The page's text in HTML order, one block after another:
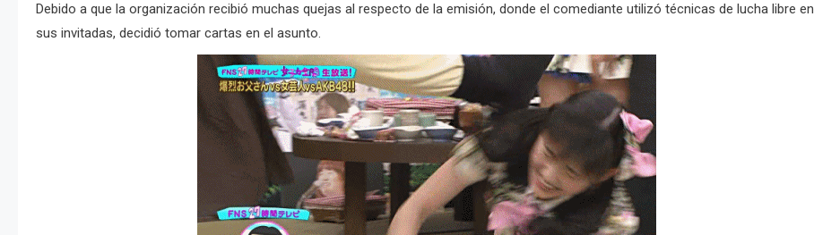
Debido a que la organización recibió muchas quejas al respecto de la emisión, donde el comediante utilizó técnicas de lucha libre en
sus invitadas, decidió tomar cartas en el asunto.